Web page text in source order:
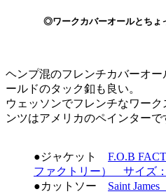
◎ワークカバーオールとちょ
ヘンプ混のフレンチカバーオ
ールドのタック釦も良い。
ウェッソンでフレンチなワー
ンツはアメリカのペインターで
●ジャケット F.O.B
ファクトリー） サイズ
●カットソー Saint